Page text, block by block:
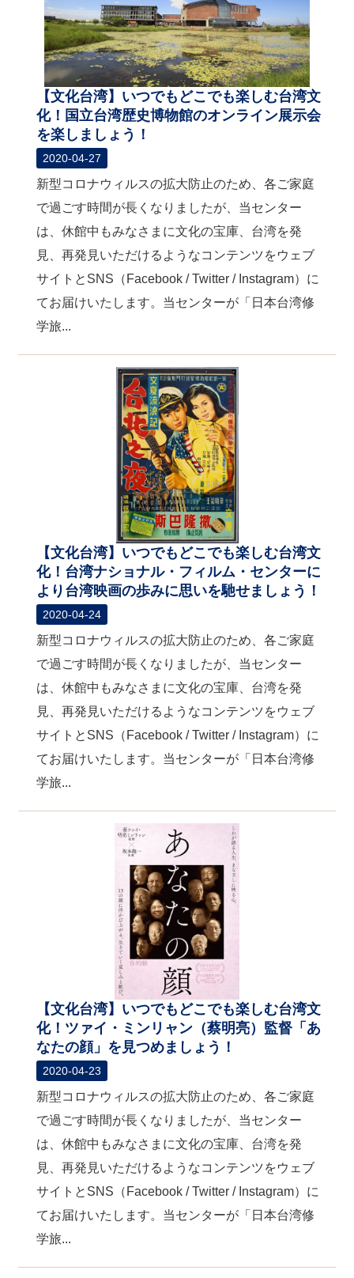
【文化台湾】いつでもどこでも楽しむ台湾文
化！国立台湾歴史博物館のオンライン展示会
を楽しましょう！
2020-04-27
新型コロナウィルスの拡大防止のため、各ご家庭
で過ごす時間が長くなりましたが、当センター
は、休館中もみなさまに文化の宝庫、台湾を発
見、再発見いただけるようなコンテンツをウェブ
サイトとSNS（Facebook / Twitter / Instagram）に
てお届けいたします。当センターが「日本台湾修
学旅...
【文化台湾】いつでもどこでも楽しむ台湾文
化！台湾ナショナル・フィルム・センターに
より台湾映画の歩みに思いを馳せましょう！
2020-04-24
新型コロナウィルスの拡大防止のため、各ご家庭
で過ごす時間が長くなりましたが、当センター
は、休館中もみなさまに文化の宝庫、台湾を発
見、再発見いただけるようなコンテンツをウェブ
サイトとSNS（Facebook / Twitter / Instagram）に
てお届けいたします。当センターが「日本台湾修
学旅...
【文化台湾】いつでもどこでも楽しむ台湾文
化！ツァイ・ミンリャン（蔡明亮）監督「あ
なたの顔」を見つめましょう！
2020-04-23
新型コロナウィルスの拡大防止のため、各ご家庭
で過ごす時間が長くなりましたが、当センター
は、休館中もみなさまに文化の宝庫、台湾を発
見、再発見いただけるようなコンテンツをウェブ
サイトとSNS（Facebook / Twitter / Instagram）に
てお届けいたします。当センターが「日本台湾修
学旅...